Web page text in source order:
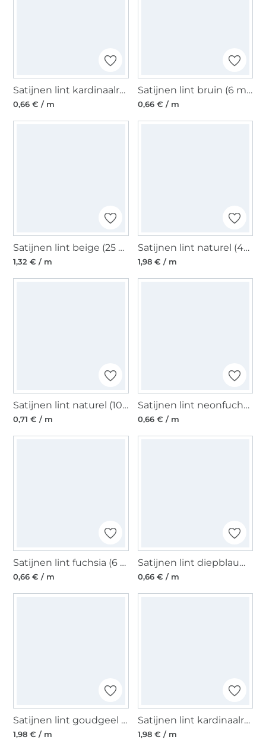
Satijnen lint kardinaalrood (6 mm)
0,66 € / m
Satijnen lint bruin (6 mm)
0,66 € / m
Satijnen lint beige (25 mm)
1,32 € / m
Satijnen lint naturel (40 mm)
1,98 € / m
Satijnen lint naturel (10 mm)
0,71 € / m
Satijnen lint neonfuchsia (6 mm)
0,66 € / m
Satijnen lint fuchsia (6 mm)
0,66 € / m
Satijnen lint diepblauw (6 mm)
0,66 € / m
Satijnen lint goudgeel (40 mm)
1,98 € / m
Satijnen lint kardinaalrood (40 mm)
1,98 € / m